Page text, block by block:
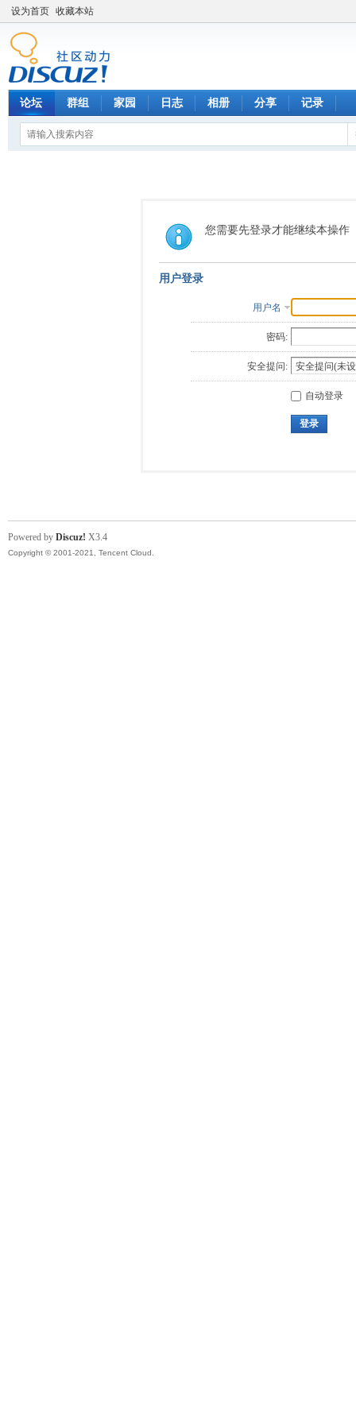
设为首页 收藏本站
论坛 群组 家园 日志 相册 分享 记录
您需要先登录才能继续本操作
用户登录
用户名
密码:
安全提问:
自动登录
登录
Powered by Discuz! X3.4
Copyright © 2001-2021, Tencent Cloud.